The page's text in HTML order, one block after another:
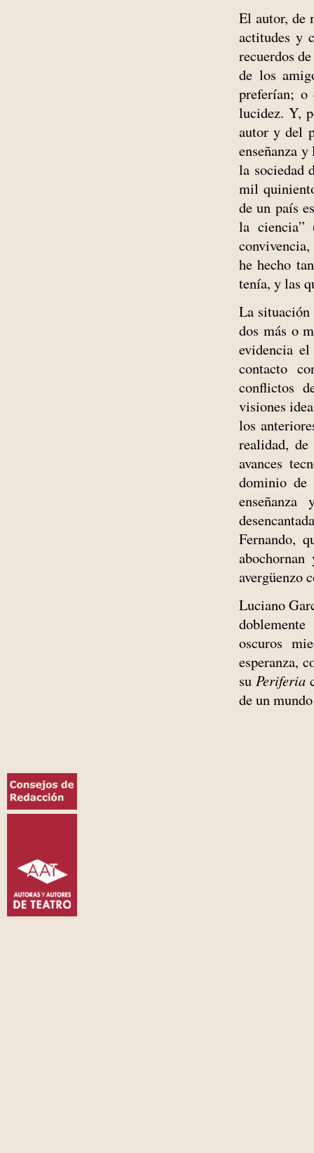
El autor, de
actitudes y
recuerdos
de los
preferían;
lucidez. Y,
autor y del
enseñanza
la sociedad
mil
de un país
la ciencia”
he hecho
tenía, y las
La situación
dos más o
evidencia
contacto
conflictos
visiones
los
realidad,
avances
dominio de
Fernando,
avergüenzo
Luciano
oscuros
esperanza,
suPeriferia
de un